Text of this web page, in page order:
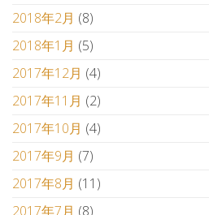
2018年2月 (8)
2018年1月 (5)
2017年12月 (4)
2017年11月 (2)
2017年10月 (4)
2017年9月 (7)
2017年8月 (11)
2017年7月 (8)